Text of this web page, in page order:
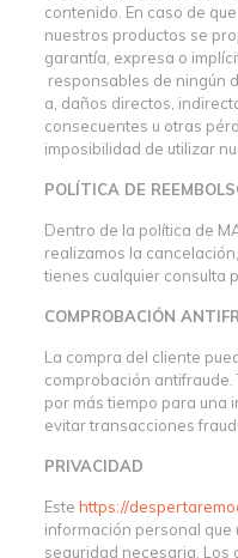
contenido. En caso de
nuestros productos se
garantía, expresa o
responsables de ningún
a, daños directos,
consecuentes u otras
imposibilidad de utilizar
POLÍTICA DE
Dentro de la política de
realizamos la
tienes cualquier consulta
COMPROBACIÓN
La compra del cliente
comprobación antifraude.
por más tiempo para una
evitar transacciones
PRIVACIDAD
Este https://
información personal que
seguridad necesaria. Los